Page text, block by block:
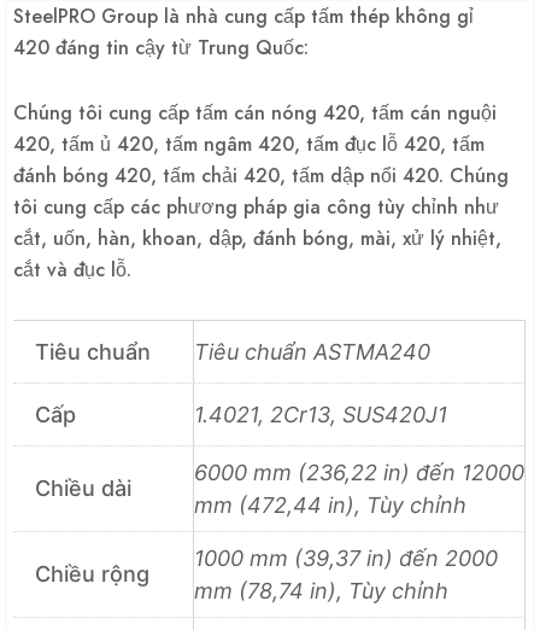
SteelPRO Group là nhà cung cấp tấm thép không gỉ
420 đáng tin cậy từ Trung Quốc:
Chúng tôi cung cấp tấm cán nóng 420, tấm cán nguội
420, tấm ủ 420, tấm ngâm 420, tấm đục lỗ 420, tấm
đánh bóng 420, tấm chải 420, tấm dập nổi 420. Chúng
tôi cung cấp các phương pháp gia công tùy chỉnh như
cắt, uốn, hàn, khoan, dập, đánh bóng, mài, xử lý nhiệt,
cắt và đục lỗ.
Tiêu chuẩn Tiêu chuẩn ASTMA240
Cấp 1.4021, 2Cr13, SUS420J1
Chiều dài
6000 mm (236,22 in) đến 12000
mm (472,44 in), Tùy chỉnh
Chiều rộng
1000 mm (39,37 in) đến 2000
mm (78,74 in), Tùy chỉnh